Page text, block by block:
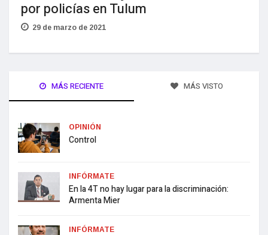
por policías en Tulum
29 de marzo de 2021
MÁS RECIENTE MÁS VISTO
OPINIÓN
Control
INFÓRMATE
En la 4T no hay lugar para la discriminación:
Armenta Mier
INFÓRMATE